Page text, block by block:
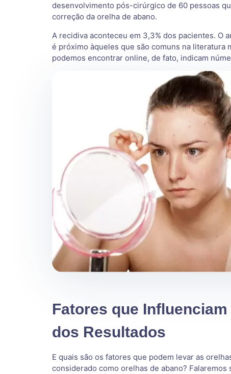
desenvolvimento pós-cirúrgico de 60 pessoas
correção da orelha de abano.
A recidiva aconteceu em 3,3% dos pacientes. O
é próximo àqueles que são comuns na literatura
podemos encontrar online, de fato, indicam
Fatores que
dos Resultados
E quais são os fatores que podem levar as
considerado como orelhas de abano?